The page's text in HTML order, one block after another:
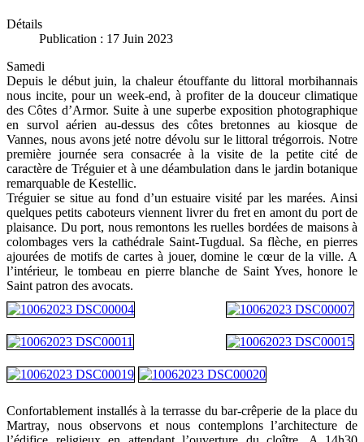
Détails
Publication : 17 Juin 2023
Samedi
Depuis le début juin, la chaleur étouffante du littoral morbihannais
nous incite, pour un week-end, à profiter de la douceur climatique
des Côtes d’Armor. Suite à une superbe exposition photographique
en survol aérien au-dessus des côtes bretonnes au kiosque de
Vannes, nous avons jeté notre dévolu sur le littoral trégorrois. Notre
première journée sera consacrée à la visite de la petite cité de
caractère de Tréguier et à une déambulation dans le jardin botanique
remarquable de Kestellic.
Tréguier se situe au fond d’un estuaire visité par les marées. Ainsi
quelques petits caboteurs viennent livrer du fret en amont du port de
plaisance. Du port, nous remontons les ruelles bordées de maisons à
colombages vers la cathédrale Saint-Tugdual. Sa flèche, en pierres
ajourées de motifs de cartes à jouer, domine le cœur de la ville. A
l’intérieur, le tombeau en pierre blanche de Saint Yves, honore le
Saint patron des avocats.
Confortablement installés à la terrasse du bar-crêperie de la place du
Martray, nous observons et nous contemplons l’architecture de